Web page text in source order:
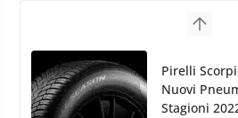
Nokian WR
pneumatico
di classe A